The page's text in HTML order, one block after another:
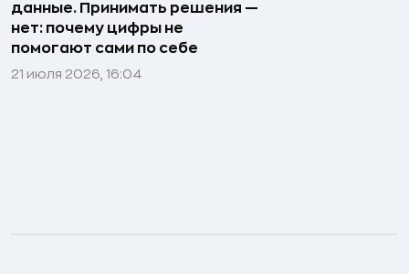
данные. Принимать решения —
нет: почему цифры не
помогают сами по себе
21 июля 2026, 16:04